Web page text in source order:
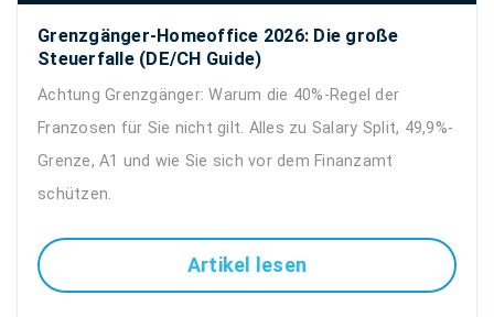
Grenzgänger-Homeoffice 2026: Die große
Steuerfalle (DE/CH Guide)
Achtung Grenzgänger: Warum die 40%-Regel der
Franzosen für Sie nicht gilt. Alles zu Salary Split, 49,9%-
Grenze, A1 und wie Sie sich vor dem Finanzamt
schützen.
Artikel lesen